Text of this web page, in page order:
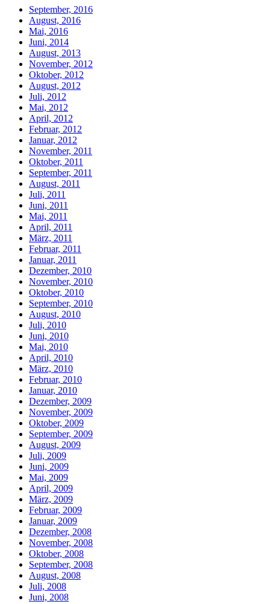
September, 2016
August, 2016
Mai, 2016
Juni, 2014
August, 2013
November, 2012
Oktober, 2012
August, 2012
Juli, 2012
Mai, 2012
April, 2012
Februar, 2012
Januar, 2012
November, 2011
Oktober, 2011
September, 2011
August, 2011
Juli, 2011
Juni, 2011
Mai, 2011
April, 2011
März, 2011
Februar, 2011
Januar, 2011
Dezember, 2010
November, 2010
Oktober, 2010
September, 2010
August, 2010
Juli, 2010
Juni, 2010
Mai, 2010
April, 2010
März, 2010
Februar, 2010
Januar, 2010
Dezember, 2009
November, 2009
Oktober, 2009
September, 2009
August, 2009
Juli, 2009
Juni, 2009
Mai, 2009
April, 2009
März, 2009
Februar, 2009
Januar, 2009
Dezember, 2008
November, 2008
Oktober, 2008
September, 2008
August, 2008
Juli, 2008
Juni, 2008